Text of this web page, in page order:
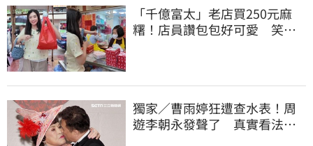
「千億富太」老店買250元麻
糬！店員讚包包好可愛 笑
獨家／曹雨婷狂遭查水表！周
遊李朝永發聲了 真實看法曝